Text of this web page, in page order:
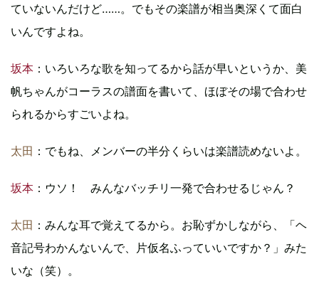
ていないんだけど……。でもその楽譜が相当奥深くて面白
いんですよね。
坂本 ：いろいろな歌を知ってるから話が早いというか、美
帆ちゃんがコーラスの譜面を書いて、ほぼその場で合わせ
られるからすごいよね。
太田 ：でもね、メンバーの半分くらいは楽譜読めないよ。
坂本 ：ウソ！ みんなバッチリ一発で合わせるじゃん？
太田 ：みんな耳で覚えてるから。お恥ずかしながら、「ヘ
音記号わかんないんで、片仮名ふっていいですか？」みた
いな（笑）。